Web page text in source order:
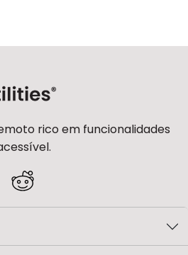
rico em funcionalidades